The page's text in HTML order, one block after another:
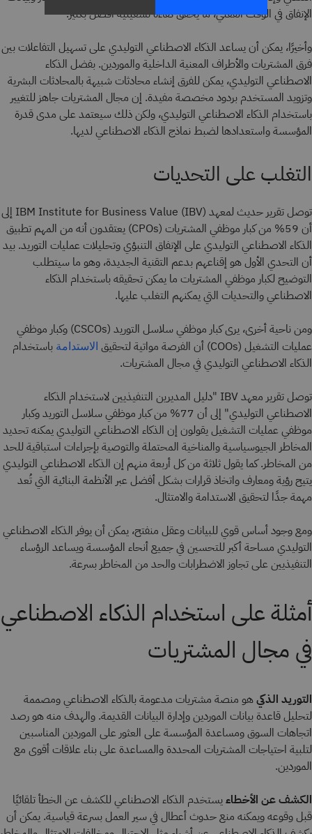
الإنفاق في الوقت الفعلي، ما يحقق كفاءة تشغيلية أفضل بكثير.
وأخيرًا، يمكن أن يساعد الذكاء الاصطناعي التوليدي على تسهيل التفاعلات بين
فرق المشتريات والأطراف المعنية الداخلية والموردين. بفضل الذكاء
الاصطناعي التوليدي، يمكن للفرق إنشاء محادثات شبيهة بالمحادثات البشرية
وتزويد المستخدم بردود مخصصة مفيدة. إن مجال المشتريات جاهز للتغيير
باستخدام الذكاء الاصطناعي التوليدي، ولكن ذلك سيعتمد على مدى قدرة
المؤسسة واستعدادها لضبط نماذج الذكاء الاصطناعي لديها.
التغلب على التحديات
توصل تقرير حديث لمعهد IBM Institute for Business Value (IBV) إلى
أن 59% من كبار موظفي المشتريات (CPOs) يعتقدون أنه من المهم تطبيق
الذكاء الاصطناعي التوليدي على الإنفاق التنبؤي وتحليلات عمليات التوريد. بيد
أن التحدي الأول هو إقناعهم بدعم التقنية الجديدة، وهو ما سيتطلب
التوضيح لكبار موظفي المشتريات ما يمكن تحقيقه باستخدام الذكاء
الاصطناعي والتحديات التي يمكنهم التغلب عليها.
ومن ناحية أخرى، يرى كبار موظفي سلاسل التوريد (CSCOs) وكبار موظفي
عمليات التشغيل (COOs) أن الفرصة مواتية لتحقيق
الاستدامة باستخدام
الذكاء الاصطناعي التوليدي في مجال المشتريات.
توصل تقرير معهد IBV "دليل المديرين التنفيذيين لاستخدام الذكاء
الاصطناعي التوليدي" إلى أن 77% من كبار موظفي سلاسل التوريد وكبار
موظفي عمليات التشغيل يقولون إن الذكاء الاصطناعي التوليدي يمكنه تحديد
المخاطر الجيوسياسية والمناخية المحتملة والتوصية بإجراءات استباقية للحد
من المخاطر. كما يقول ثلاثة من كل أربعة منهم إن الذكاء الاصطناعي التوليدي
يتيح رؤية ومعارف واتخاذ قرارات بشكل أفضل عبر الأنظمة البنائية التي تُعد
مهمة جدًا لتحقيق الاستدامة والامتثال.
ومع وجود أساس قوي للبيانات وعقل منفتح، يمكن أن يوفر الذكاء الاصطناعي
التوليدي مساحة أكبر للتحسين في جميع أنحاء المؤسسة ويساعد الرؤساء
التنفيذيين على تجاوز الاضطرابات والحد من المخاطر بسرعة.
أمثلة على استخدام الذكاء الاصطناعي
في مجال المشتريات
التوريد الذكيهو منصة مشتريات مدعومة بالذكاء الاصطناعي ومصممة
لتحليل قاعدة بيانات الموردين وإدارة البيانات القديمة. والهدف منه هو رصد
اتجاهات السوق ومساعدة المؤسسة على العثور على الموردين المناسبين
لتلبية احتياجات المشتريات المحددة والمساعدة على بناء علاقات أقوى مع
الموردين.
الكشف عن الأخطاءيستخدم الذكاء الاصطناعي للكشف عن الخطأ تلقائيًا
قبل وقوعه ويمكنه منع حدوث أعطال في سير العمل بسرعة قياسية. يمكن أن